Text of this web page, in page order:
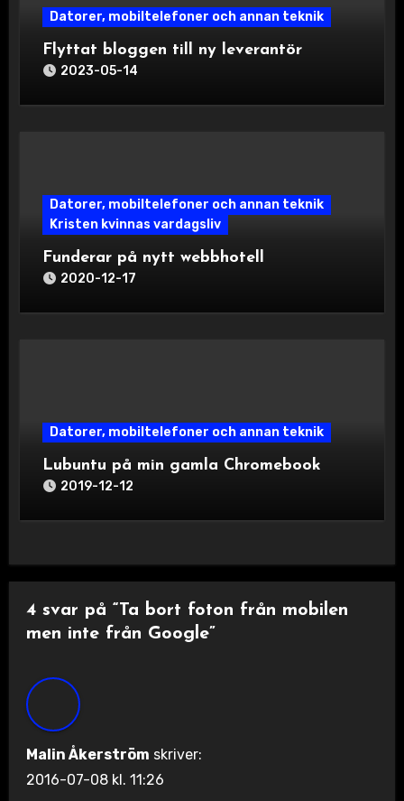
Datorer, mobiltelefoner och annan teknik
Flyttat bloggen till ny leverantör
2023-05-14
Datorer, mobiltelefoner och annan teknik
Kristen kvinnas vardagsliv
Funderar på nytt webbhotell
2020-12-17
Datorer, mobiltelefoner och annan teknik
Lubuntu på min gamla Chromebook
2019-12-12
4 svar på “Ta bort foton från mobilen
men inte från Google”
Malin Åkerström skriver:
2016-07-08 kl. 11:26